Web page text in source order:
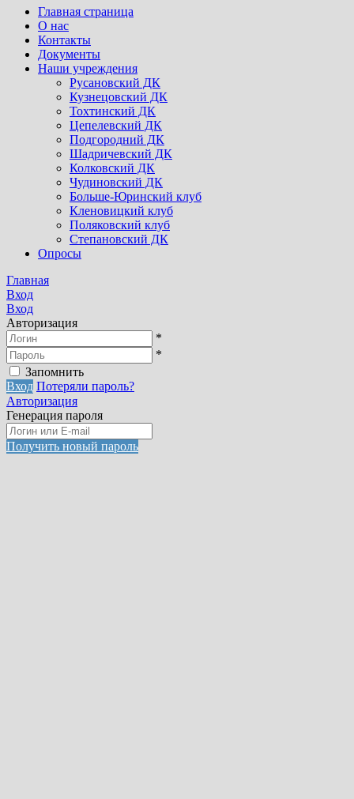
Главная страница
О нас
Контакты
Документы
Наши учреждения
Русановский ДК
Кузнецовский ДК
Тохтинский ДК
Цепелевский ДК
Подгородний ДК
Шадричевский ДК
Колковский ДК
Чудиновский ДК
Больше-Юринский клуб
Кленовицкий клуб
Поляковский клуб
Степановский ДК
Опросы
Главная
Вход
Вход
Авторизация
*
*
Запомнить
Вход Потеряли пароль?
Авторизация
Генерация пароля
Получить новый пароль